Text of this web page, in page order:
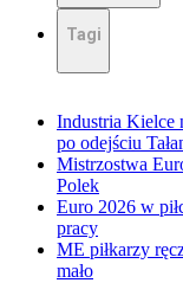
Tagi
Industria Kielce
po odejściu
Mistrzostwa
Polek
Euro 2026 w
pracy
ME piłkarzy
mało